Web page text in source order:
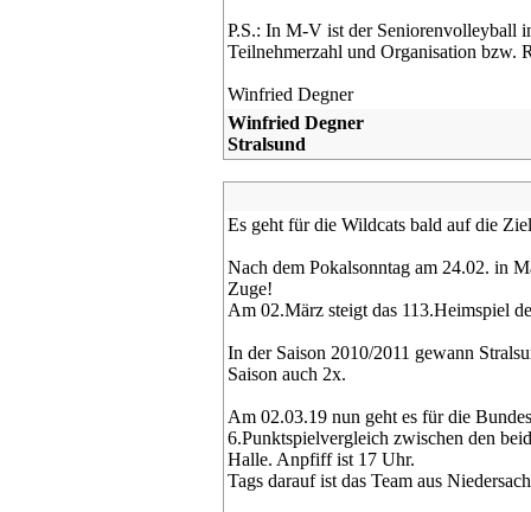
P.S.: In M-V ist der Seniorenvolleyball
Teilnehmerzahl und Organisation bzw.
Winfried Degner
Winfried Degner
Stralsund
Es geht für die Wildcats bald auf die
Nach dem Pokalsonntag am 24.02. in
Zuge!
Am 02.März steigt das 113.Heimspiel
In der Saison 2010/2011 gewann
Saison auch 2x.
Am 02.03.19 nun geht es für die
6.Punktspielvergleich zwischen den
Halle. Anpfiff ist 17 Uhr.
Tags darauf ist das Team aus